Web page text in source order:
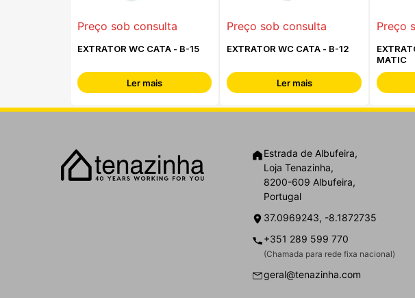
Preço sob consulta
EXTRATOR WC CATA - B-15
Ler mais
Preço sob consulta
EXTRATOR WC CATA - B-12
Ler mais
Preço
MATIC
Estrada de Albufeira,
Loja Tenazinha,
8200-609 Albufeira,
Portugal
37.0969243, -8.1872735
+351 289 599 770
(Chamada para rede fixa nacional)
geral@tenazinha.com